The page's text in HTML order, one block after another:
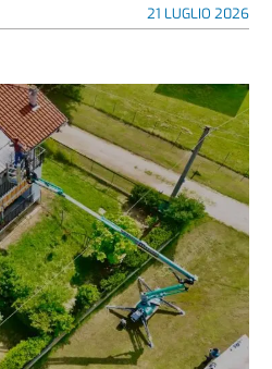
21 LUGLIO 2026